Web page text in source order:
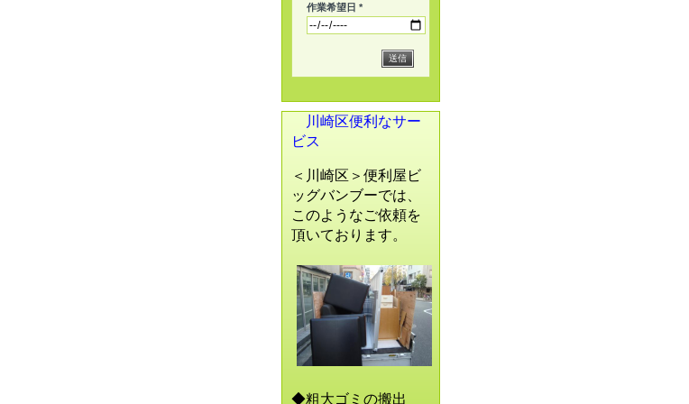
作業希望日 *
川崎区便利なサー
ビス
＜川崎区＞便利屋ビ
ッグバンブーでは、
このようなご依頼を
頂いております。
◆粗大ゴミの搬出